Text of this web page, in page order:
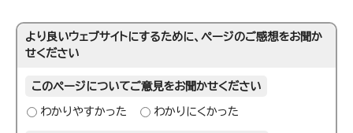
より良いウェブサイトにするために、ページのご感想をお聞か
せください
このページについてご意見をお聞かせください
わかりやすかった わかりにくかった